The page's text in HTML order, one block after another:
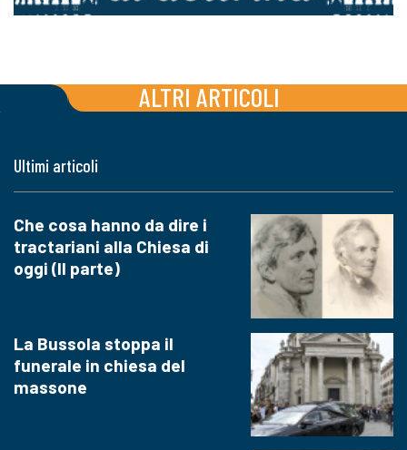
ALTRI ARTICOLI
Ultimi articoli
Che cosa hanno da dire i
tractariani alla Chiesa di
oggi (II parte)
La Bussola stoppa il
funerale in chiesa del
massone